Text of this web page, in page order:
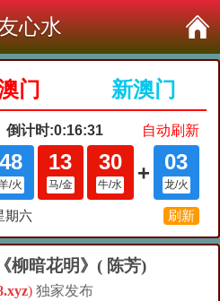
心水
柳暗花明》( 陈芳)
) 独家发布